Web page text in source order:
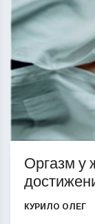
Оргазм у
КУРИЛО ОЛЕГ